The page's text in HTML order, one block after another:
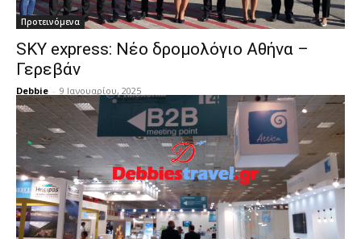
Προτεινόμενα
SKY express: Νέο δρομολόγιο Αθήνα –
Γερεβάν
Debbie - 9 Ιανουαρίου, 2025